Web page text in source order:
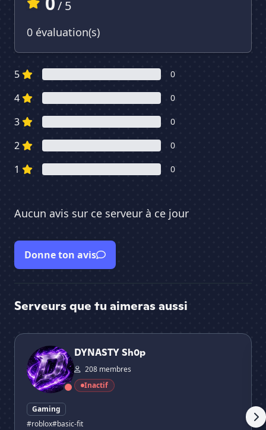
/ 5
0 évaluation(s)
5 0
4 0
3 0
2 0
1 0
Aucun avis sur ce serveur à ce jour
Donne ton avis
Serveurs que tu aimeras aussi
DYNASTY Sh0p
DYNASTY Sh0p
208 membres
Inactif
Gaming
#roblox#basic-fit